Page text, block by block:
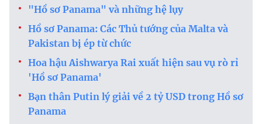
"Hồ sơ Panama" và những hệ lụy
Hồ sơ Panama: Các Thủ tướng của Malta và
Pakistan bị ép từ chức
Hoa hậu Aishwarya Rai xuất hiện sau vụ rò rỉ
'Hồ sơ Panama'
Bạn thân Putin lý giải về 2 tỷ USD trong Hồ sơ
Panama